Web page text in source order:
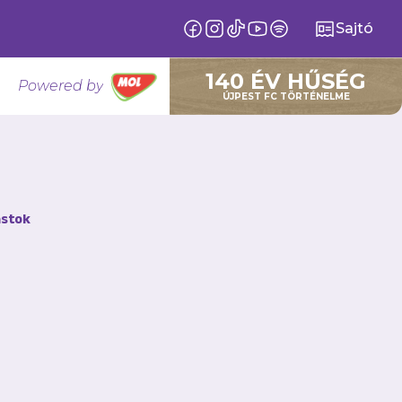
Sajtó
Powered by 140 ÉV HŰSÉG
ÚJPEST FC TÖRTÉNELME